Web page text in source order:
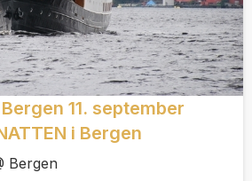
11. september
i Bergen
Bergen